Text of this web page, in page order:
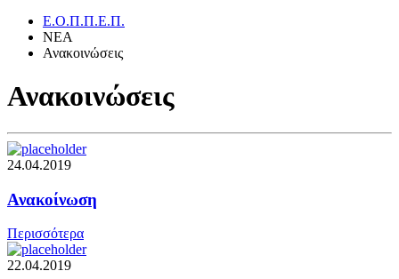
Ε.Ο.Π.Π.Ε.Π.
ΝΕΑ
Ανακοινώσεις
Ανακοινώσεις
24.04.2019
Ανακοίνωση
Περισσότερα
22.04.2019